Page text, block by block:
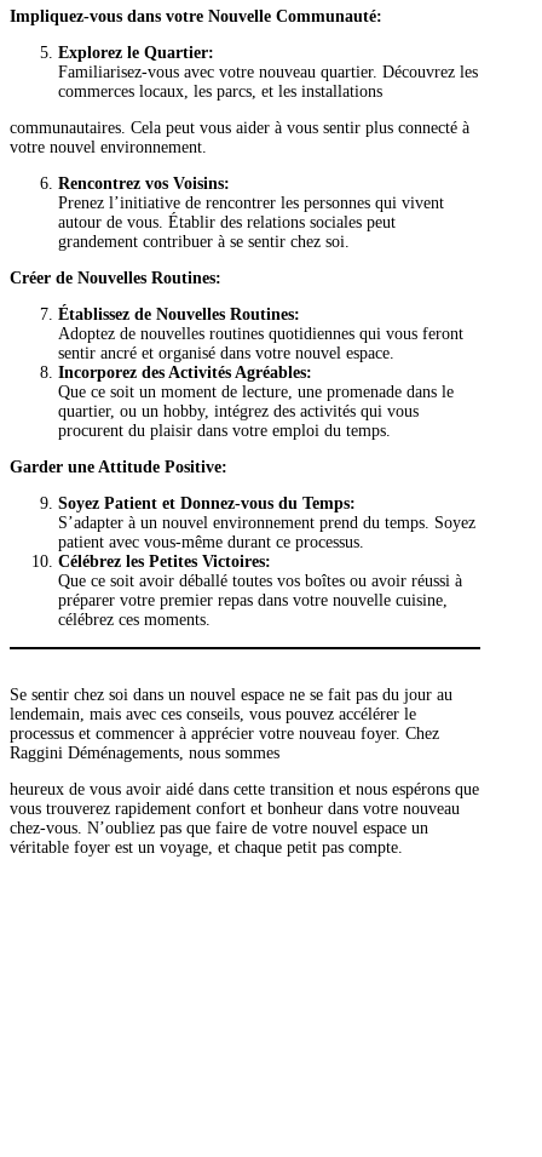
Impliquez-vous dans votre Nouvelle Communauté:
Explorez le Quartier:
Familiarisez-vous avec votre nouveau quartier. Découvrez les
commerces locaux, les parcs, et les installations
communautaires. Cela peut vous aider à vous sentir plus connecté à
votre nouvel environnement.
Rencontrez vos Voisins:
Prenez l’initiative de rencontrer les personnes qui vivent
autour de vous. Établir des relations sociales peut
grandement contribuer à se sentir chez soi.
Créer de Nouvelles Routines:
Établissez de Nouvelles Routines:
Adoptez de nouvelles routines quotidiennes qui vous feront
sentir ancré et organisé dans votre nouvel espace.
Incorporez des Activités Agréables:
Que ce soit un moment de lecture, une promenade dans le
quartier, ou un hobby, intégrez des activités qui vous
procurent du plaisir dans votre emploi du temps.
Garder une Attitude Positive:
Soyez Patient et Donnez-vous du Temps:
S’adapter à un nouvel environnement prend du temps. Soyez
patient avec vous-même durant ce processus.
Célébrez les Petites Victoires:
Que ce soit avoir déballé toutes vos boîtes ou avoir réussi à
préparer votre premier repas dans votre nouvelle cuisine,
célébrez ces moments.
Se sentir chez soi dans un nouvel espace ne se fait pas du jour au
lendemain, mais avec ces conseils, vous pouvez accélérer le
processus et commencer à apprécier votre nouveau foyer. Chez
Raggini Déménagements, nous sommes
heureux de vous avoir aidé dans cette transition et nous espérons que
vous trouverez rapidement confort et bonheur dans votre nouveau
chez-vous. N’oubliez pas que faire de votre nouvel espace un
véritable foyer est un voyage, et chaque petit pas compte.